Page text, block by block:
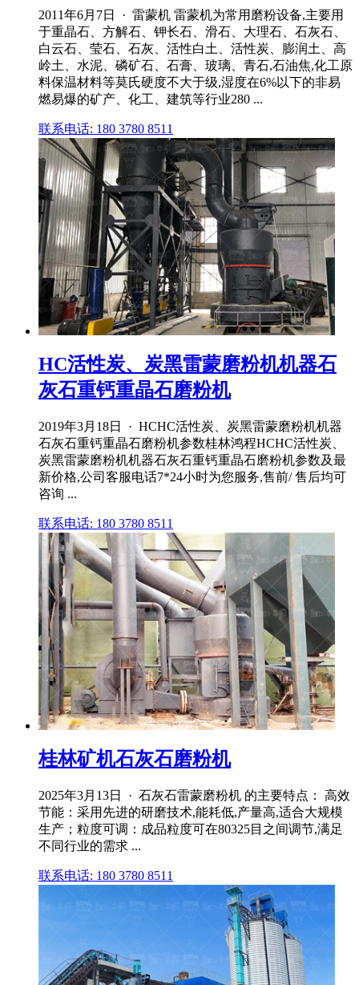
2011年6月7日 · 雷蒙机 雷蒙机为常用磨粉设备,主要用
于重晶石、方解石、钾长石、滑石、大理石、石灰石、
白云石、莹石、石灰、活性白土、活性炭、膨润土、高
岭土、水泥、磷矿石、石膏、玻璃、青石,石油焦,化工原
料保温材料等莫氏硬度不大于级,湿度在6%以下的非易
燃易爆的矿产、化工、建筑等行业280 ...
联系电话: 180 3780 8511
HC活性炭、炭黑雷蒙磨粉机机器石
灰石重钙重晶石磨粉机
2019年3月18日 · HCHC活性炭、炭黑雷蒙磨粉机机器
石灰石重钙重晶石磨粉机参数桂林鸿程HCHC活性炭、
炭黑雷蒙磨粉机机器石灰石重钙重晶石磨粉机参数及最
新价格,公司客服电话7*24小时为您服务,售前/ 售后均可
咨询 ...
联系电话: 180 3780 8511
桂林矿机石灰石磨粉机
2025年3月13日 · 石灰石雷蒙磨粉机 的主要特点： 高效
节能：采用先进的研磨技术,能耗低,产量高,适合大规模
生产；粒度可调：成品粒度可在80325目之间调节,满足
不同行业的需求 ...
联系电话: 180 3780 8511